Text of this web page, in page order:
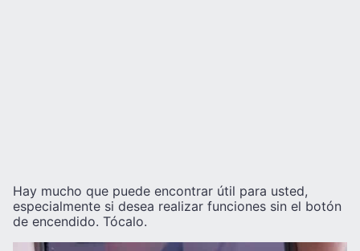
Hay mucho que puede encontrar útil para usted,
especialmente si desea realizar funciones sin el botón
de encendido. Tócalo.